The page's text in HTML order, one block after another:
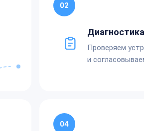
02
Проверяем
и
04